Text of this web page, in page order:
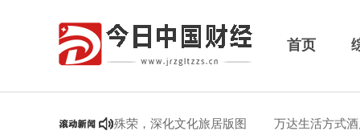
首页
半年荣膺行业殊荣，深化文化旅居版图
万达生活方式酒店